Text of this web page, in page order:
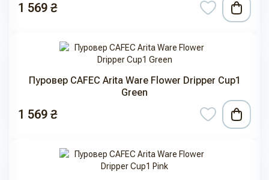
1 569 ₴
Пуровер CAFEC Arita Ware Flower Dripper Cup1
Green
1 569 ₴